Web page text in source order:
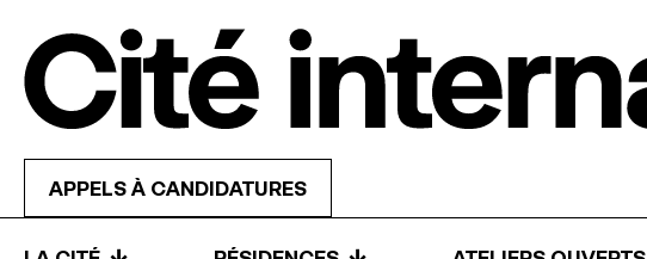
APPELS À CANDIDATURES